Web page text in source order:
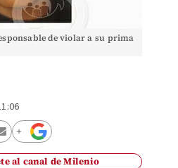
de violar a su prima
al canal de Milenio